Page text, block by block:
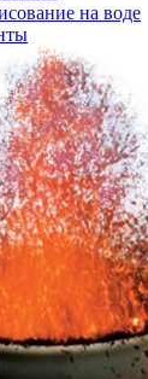
на воде